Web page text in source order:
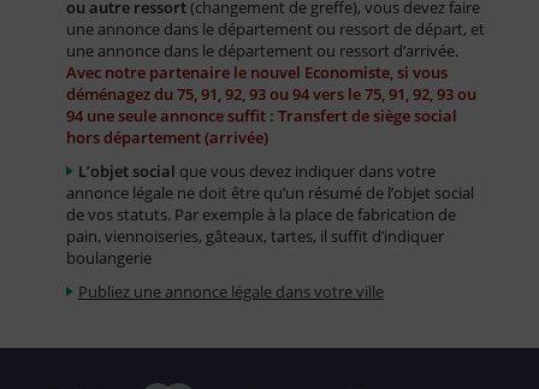
ou autre ressort(changement de greffe), vous devez faire
une annonce dans le département ou ressort de départ, et
une annonce dans le département ou ressort d’arrivée.
Avec notre partenaire le nouvel Economiste, si vous
déménagez du 75, 91, 92, 93 ou 94 vers le 75, 91, 92, 93 ou
94 une seule annonce suffit : Transfert de siège social
hors département (arrivée)
L’objet social que vous devez indiquer dans votre
annonce légale ne doit être qu’un résumé de l’objet social
de vos statuts. Par exemple à la place de fabrication de
pain, viennoiseries, gâteaux, tartes, il suffit d’indiquer
boulangerie
Publiez une annonce légale dans votre ville